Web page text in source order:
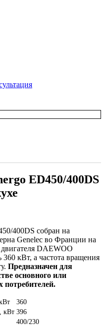
ED450/400DS
400DS собран на
Genelec во Франции на
двигателя DAEWOO
кВт, а частота вращения
Предназначен для
основного или
потребителей.
360
кВт 396
400/230